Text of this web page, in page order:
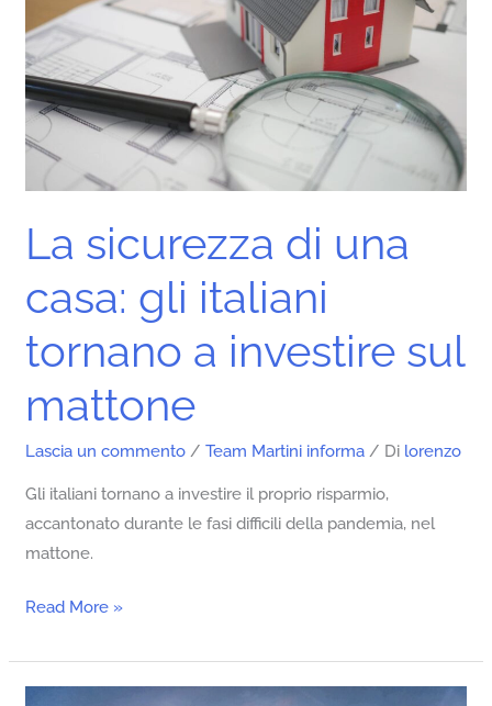
La sicurezza di una
casa: gli italiani
tornano a investire sul
mattone
Lascia un commento /Team Martini informa / Di lorenzo
Gli italiani tornano a investire il proprio risparmio,
accantonato durante le fasi difficili della pandemia, nel
mattone.
gli
italiani
tornano
a
investire
Read More »